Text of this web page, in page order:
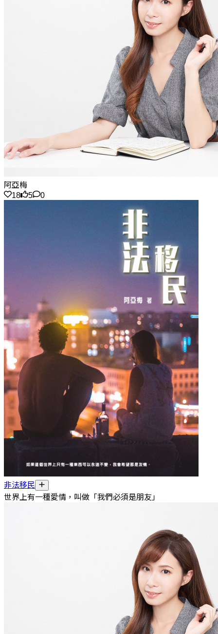
阿亞梅
18
5 0
非法移民
世界上有一種愛情，叫做「我們必須是朋友」